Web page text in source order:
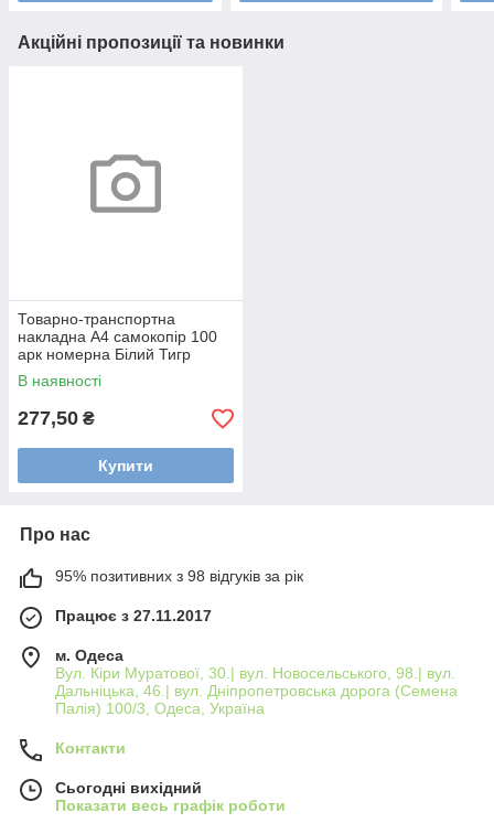
Акційні пропозиції та новинки
Товарно-транспортна
накладна А4 самокопір 100
арк номерна Білий Тигр
В наявності
277,50 ₴
Купити
Про нас
95% позитивних з 98 відгуків за рік
Працює з 27.11.2017
м. Одеса
Вул. Кіри Муратової, 30.| вул. Новосельського, 98.| вул.
Дальніцька, 46.| вул. Дніпропетровська дорога (Семена
Палія) 100/3, Одеса, Україна
Контакти
Сьогодні вихідний
Показати весь графік роботи